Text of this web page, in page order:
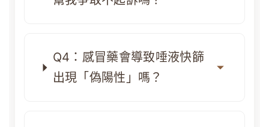
Q4：感冒藥會導致唾液快篩
出現「偽陽性」嗎？